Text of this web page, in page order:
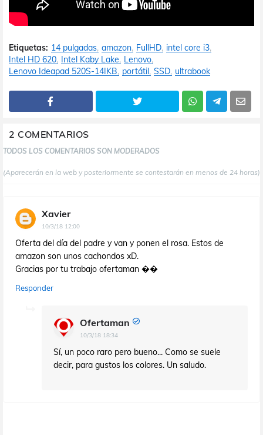
Etiquetas: 14 pulgadas amazon FullHD intel core i3
Intel HD 620 Intel Kaby Lake Lenovo
Lenovo Ideapad 520S-14IKB portátil SSD ultrabook
2 COMENTARIOS
TODOS LOS COMENTARIOS SON MODERADOS
(Aparecerán en la web y posteriormente se contestarán en menos de 24 horas)
Xavier
10/3/18 12:00
Oferta del día del padre y van y ponen el rosa. Estos de
amazon son unos cachondos xD.
Gracias por tu trabajo ofertaman ��
Responder
Ofertaman
10/3/18 18:34
Sí, un poco raro pero bueno... Como se suele
decir, para gustos los colores. Un saludo.